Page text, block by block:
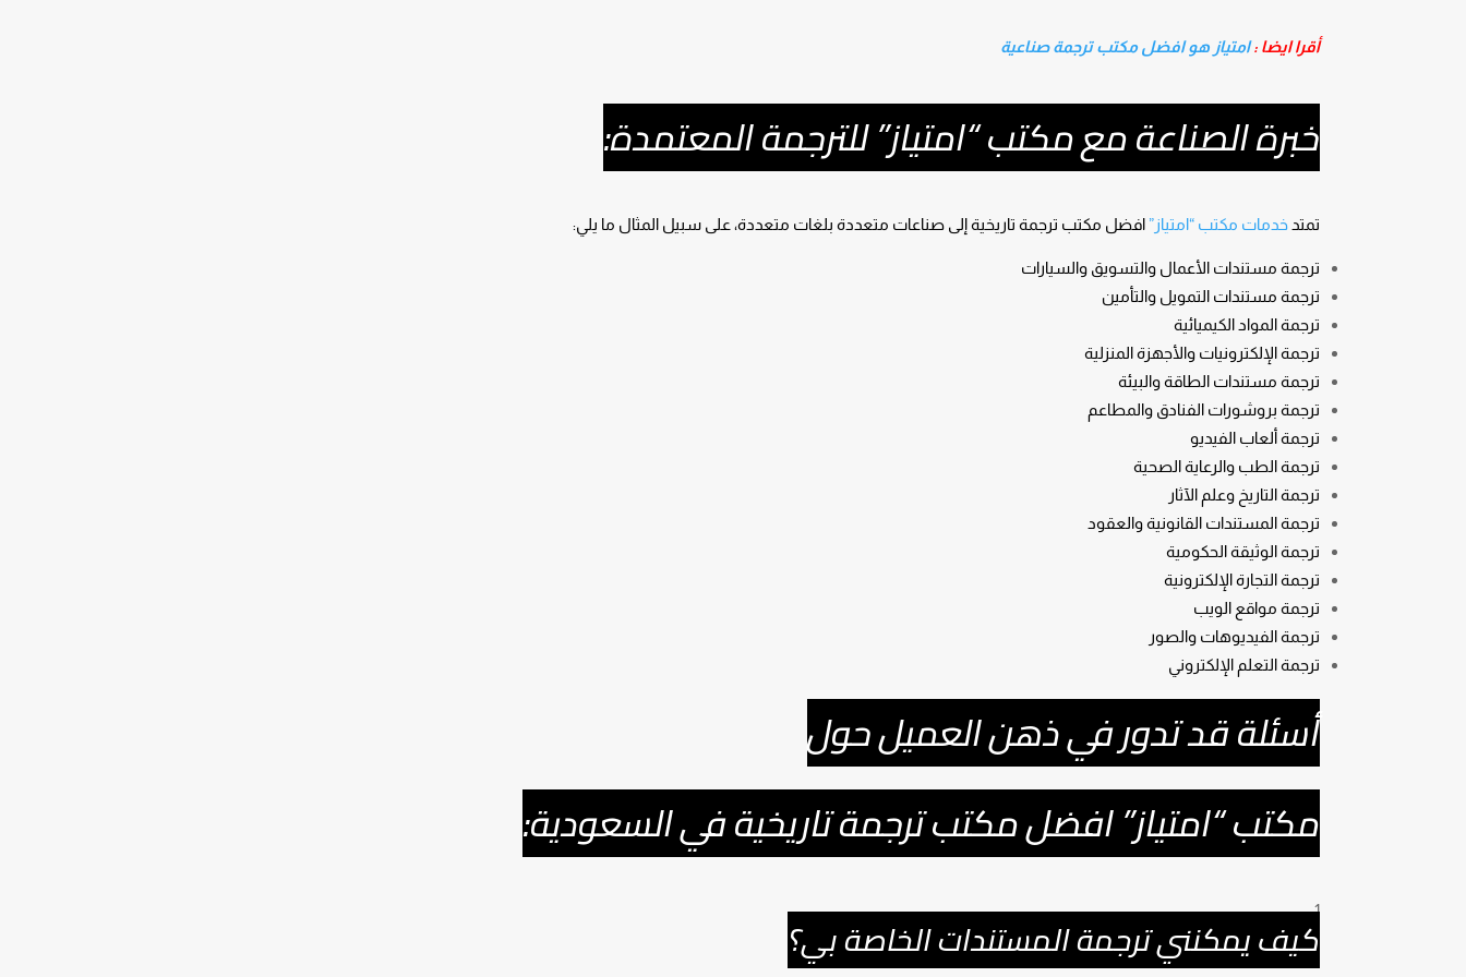
أقرا ايضا :امتياز هو افضل مكتب ترجمة صناعية
خبرة الصناعة مع مكتب “امتياز” للترجمة المعتمدة:
تمتدخدمات مكتب “امتياز” افضل مكتب ترجمة تاريخية إلى صناعات متعددة بلغات متعددة، على سبيل المثال ما يلي:
ترجمة مستندات الأعمال والتسويق والسيارات
ترجمة مستندات التمويل والتأمين
ترجمة المواد الكيميائية
ترجمة الإلكترونيات والأجهزة المنزلية
ترجمة مستندات الطاقة والبيئة
ترجمة بروشورات الفنادق والمطاعم
ترجمة ألعاب الفيديو
ترجمة الطب والرعاية الصحية
ترجمة التاريخ وعلم الآثار
ترجمة المستندات القانونية والعقود
ترجمة الوثيقة الحكومية
ترجمة التجارة الإلكترونية
ترجمة مواقع الويب
ترجمة الفيديوهات والصور
ترجمة التعلم الإلكتروني
أسئلة قد تدور في ذهن العميل حول
مكتب “امتياز” افضل مكتب ترجمة تاريخية في السعودية:
كيف يمكنني ترجمة المستندات الخاصة بي؟